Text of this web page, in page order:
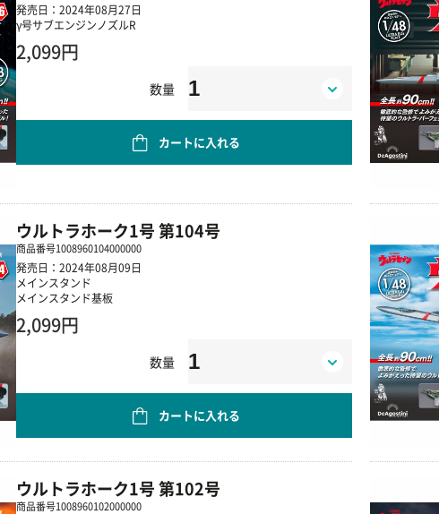
発売日：2024年08月27日
γ号サブエンジンノズルR
2,099円
数量
カートに入れる
ウルトラホーク1号 第104号
商品番号1008960104000000
発売日：2024年08月09日
メインスタンド
メインスタンド基板
2,099円
数量
カートに入れる
ウルトラホーク1号 第102号
商品番号1008960102000000